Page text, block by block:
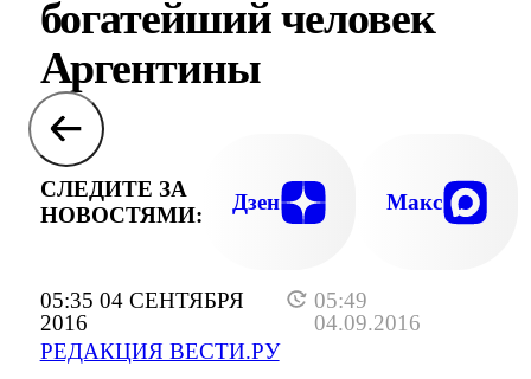
05:35 04 СЕНТЯБРЯ
2016
05:49
04.09.2016
РЕДАКЦИЯ ВЕСТИ.РУ
богатейший человек
Аргентины
СЛЕДИТЕ ЗА
НОВОСТЯМИ:
Дзен Макс